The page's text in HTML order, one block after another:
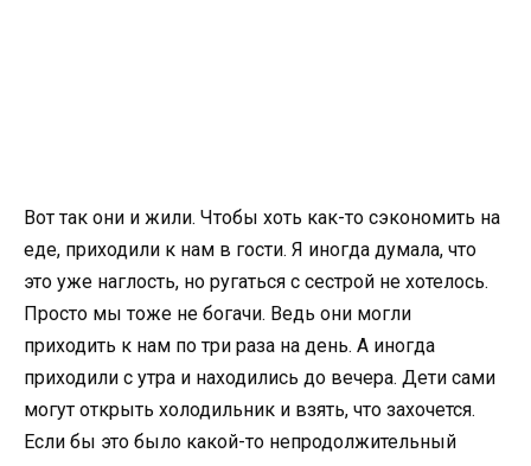
Вот так они и жили. Чтобы хоть как-то сэкономить на
еде, приходили к нам в гости. Я иногда думала, что
это уже наглость, но ругаться с сестрой не хотелось.
Просто мы тоже не богачи. Ведь они могли
приходить к нам по три раза на день. А иногда
приходили с утра и находились до вечера. Дети сами
могут открыть холодильник и взять, что захочется.
Если бы это было какой-то непродолжительный